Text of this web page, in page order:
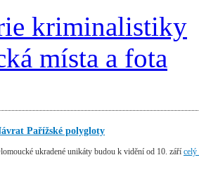
kriminalistiky
místa a fota
Pařížské polygloty
ukradené unikáty budou k vidění od 10. září celý